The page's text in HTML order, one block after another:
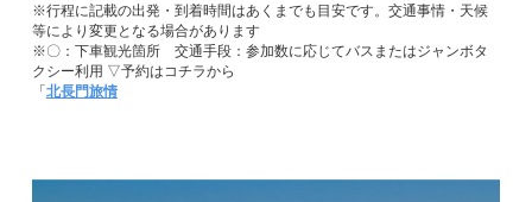
※行程に記載の出発・到着時間はあくまでも目安です。交通事情・天候
等により変更となる場合があります
※〇：下車観光箇所 交通手段：参加数に応じてバスまたはジャンボタ
クシー利用 ▽予約はコチラから
「北長門旅情